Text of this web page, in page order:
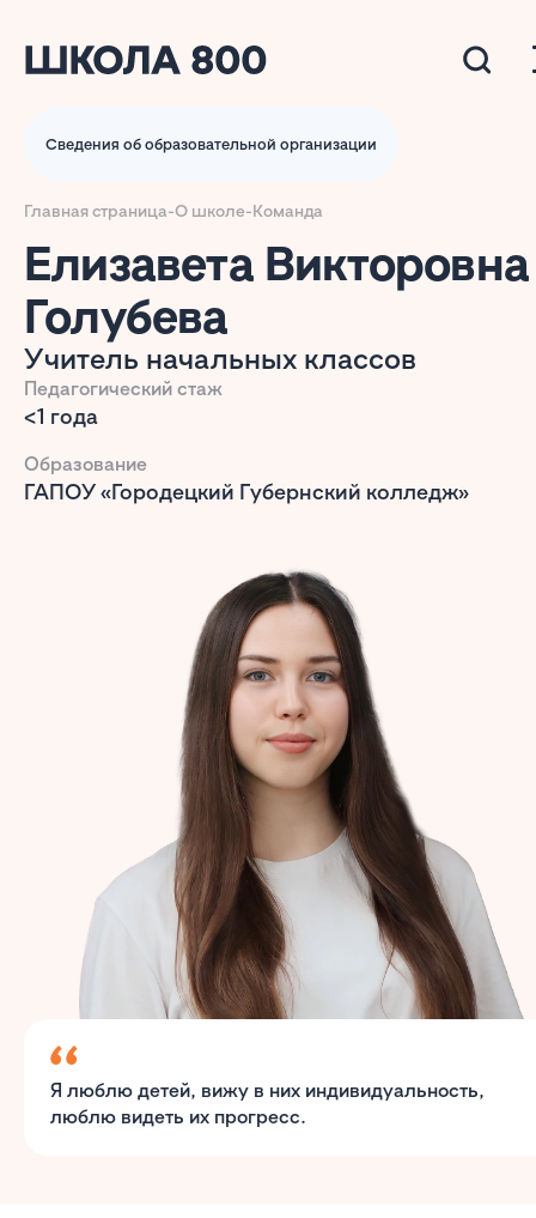
Сведения об образовательной организации
Главная страница-О школе-Команда
Елизавета Викторовна
Голубева
Учитель начальных классов
Педагогический стаж
<1 года
Образование
ГАПОУ «Городецкий Губернский колледж»
Я люблю детей, вижу в них индивидуальность,
люблю видеть их прогресс.